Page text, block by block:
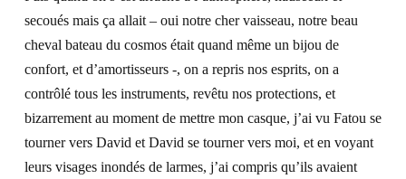
secoués mais ça allait – oui notre cher vaisseau, notre beau
cheval bateau du cosmos était quand même un bijou de
confort, et d’amortisseurs -, on a repris nos esprits, on a
contrôlé tous les instruments, revêtu nos protections, et
bizarrement au moment de mettre mon casque, j’ai vu Fatou se
tourner vers David et David se tourner vers moi, et en voyant
leurs visages inondés de larmes, j’ai compris qu’ils avaient